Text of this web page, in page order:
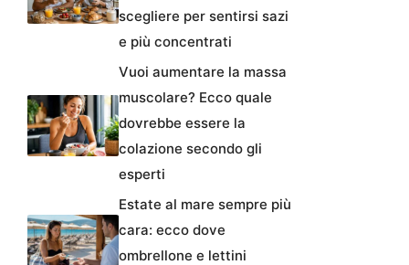
scegliere per sentirsi sazi
e più concentrati
Vuoi aumentare la massa
muscolare? Ecco quale
dovrebbe essere la
colazione secondo gli
esperti
Estate al mare sempre più
cara: ecco dove
ombrellone e lettini